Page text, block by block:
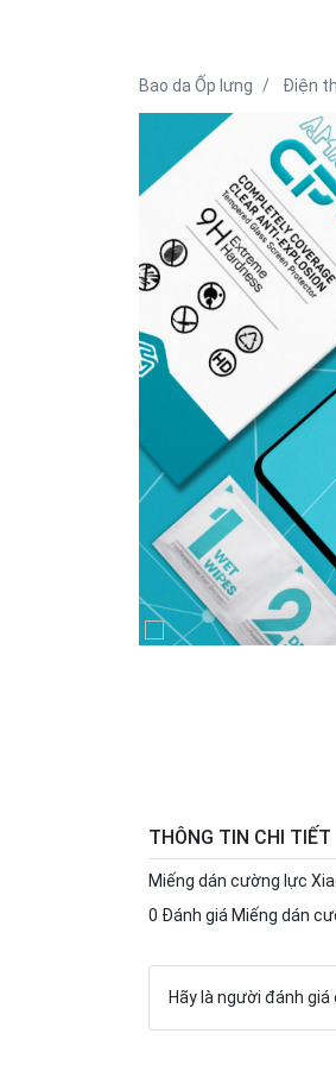
Bao da Ốp lưng Điện
THÔNG TIN CHI TIẾT
Miếng dán cường lực
0 Đánh giá Miếng dán
Hãy là người đánh